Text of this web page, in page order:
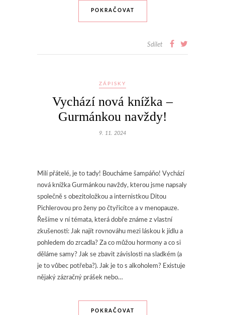
POKRAČOVAT
Sdílet
ZÁPISKY
Vychází nová knížka –
Gurmánkou navždy!
9. 11. 2024
Milí přátelé, je to tady! Boucháme šampáňo! Vychází
nová knížka Gurmánkou navždy, kterou jsme napsaly
společně s obezitoložkou a internistkou Ditou
Pichlerovou pro ženy po čtyřicítce a v menopauze.
Řešíme v ní témata, která dobře známe z vlastní
zkušenosti: Jak najít rovnováhu mezi láskou k jídlu a
pohledem do zrcadla? Za co můžou hormony a co si
děláme samy? Jak se zbavit závislosti na sladkém (a
je to vůbec potřeba?). Jak je to s alkoholem? Existuje
nějaký zázračný prášek nebo…
POKRAČOVAT